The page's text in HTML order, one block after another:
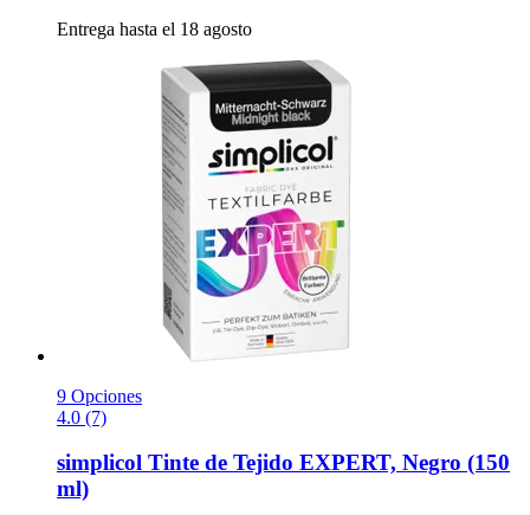
Entrega hasta el 18 agosto
9 Opciones
4.0 (7)
simplicol Tinte de Tejido EXPERT, Negro (150
ml)